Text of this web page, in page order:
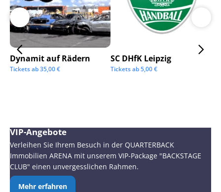
Dynamit auf Rädern
Tickets ab35,00€
SC DHfK Leipzig
Tickets ab5,00€
VIP-Angebote
Verleihen Sie Ihrem Besuch in der QUARTERBACK
Immobilien ARENA mit unserem VIP-Package "BACKSTAGE
CLUB" einen unvergesslichen Rahmen.
Mehr erfahren